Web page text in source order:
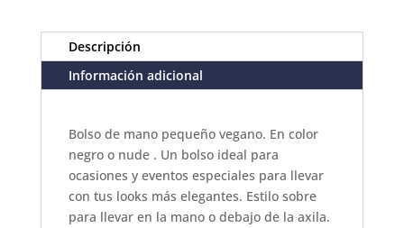
Descripción
Información adicional
Bolso de mano pequeño vegano. En color
negro o nude . Un bolso ideal para
ocasiones y eventos especiales para llevar
con tus looks más elegantes. Estilo sobre
para llevar en la mano o debajo de la axila.